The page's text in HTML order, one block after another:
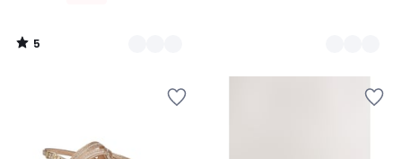
5
/